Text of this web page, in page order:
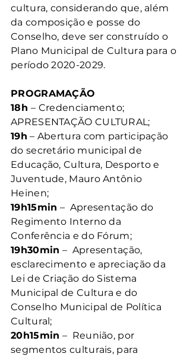
cultura, considerando que, além
da composição e posse do
Conselho, deve ser construído o
Plano Municipal de Cultura para o
período 2020-2029.
PROGRAMAÇÃO
18h – Credenciamento;
APRESENTAÇÃO CULTURAL;
19h – Abertura com participação
do secretário municipal de
Educação, Cultura, Desporto e
Juventude, Mauro Antônio
Heinen;
19h15min –  Apresentação do
Regimento Interno da
Conferência e do Fórum;
19h30min –  Apresentação,
esclarecimento e apreciação da
Lei de Criação do Sistema
Municipal de Cultura e do
Conselho Municipal de Política
Cultural;
20h15min –  Reunião, por
segmentos culturais, para